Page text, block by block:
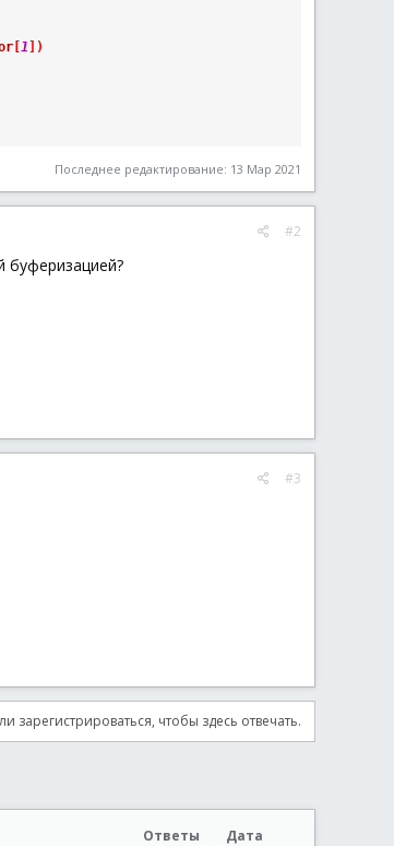
[ 1
)
Последнее редактирование: 13 Мар 2021
#2
буферизацией?
#3
зарегистрироваться, чтобы здесь отвечать.
Ответы Дата